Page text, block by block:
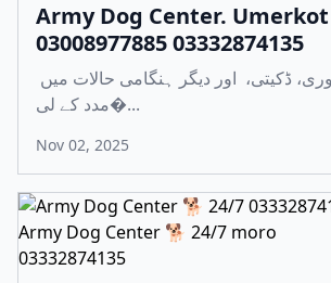
Army Dog Center. Umerkot
03008977885 03332874135
مدد کے لی�...
Nov 02, 2025